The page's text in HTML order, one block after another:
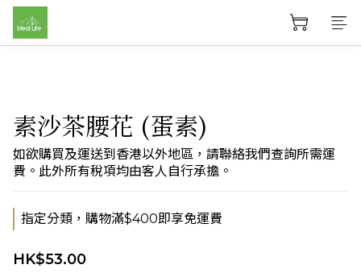
素沙茶腰花 (蛋素)
如欲購買及運送到香港以外地區，請聯絡我們查詢所需運
費。此外所有稅項均由客人自行承擔。
指定分類，購物滿$400即享免運費
HK$53.00